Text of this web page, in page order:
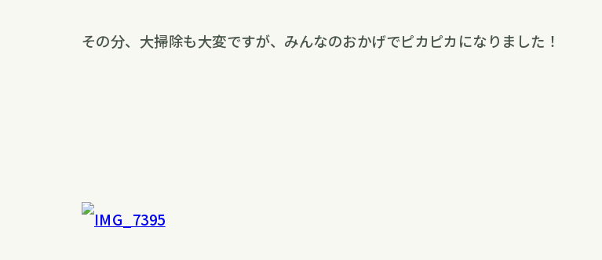
その分、大掃除も大変ですが、みんなのおかげでピカピカになりました！